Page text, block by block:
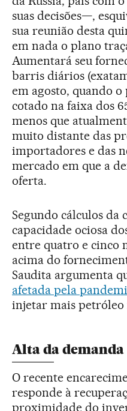
suas decisões—,
sua reunião desta
em nada o plano
Aumentará seu
barris diários
em agosto, quando
cotado na faixa dos
menos que
muito distante das
importadores e das
mercado em que a
oferta.
Segundo cálculos da
capacidade ociosa
entre quatro e cinco
acima do
Saudita argumenta
afetada pela
injetar mais petróleo
Alta da demanda
O recente
responde à
proximidade do